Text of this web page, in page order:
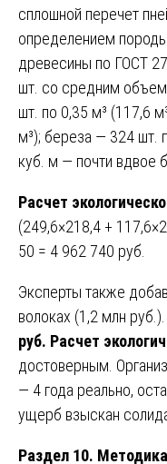
сплошной перечет
определением
древесины по ГОСТ
шт. со средним
шт. по 0,35 м³ (117,6
м³); береза — 324 шт.
куб. м — почти вдвое
Расчет
(249,6×218,4 +
50 = 4 962 740 руб.
Эксперты также
волоках (1,2 млн руб.).
руб. Расчет
достоверным.
— 4 года реально,
ущерб взыскан
Раздел 10.